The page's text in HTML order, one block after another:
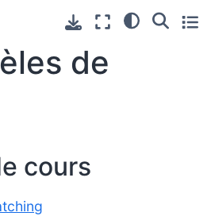
de
cours